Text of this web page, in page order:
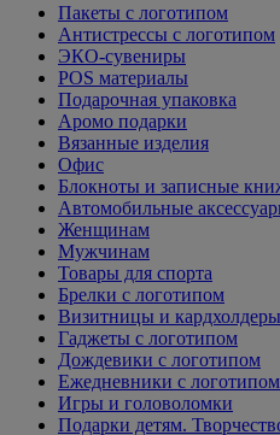
Пакеты с логотипом
Антистрессы с логотипом
ЭКО-сувениры
POS материалы
Подарочная упаковка
Аромо подарки
Вязанные изделия
Офис
Блокноты и записные
Автомобильные
Женщинам
Мужчинам
Товары для спорта
Брелки с логотипом
Визитницы и кардхолдеры
Гаджеты с логотипом
Дождевики с логотипом
Ежедневники с
Игры и головоломки
Подарки детям.